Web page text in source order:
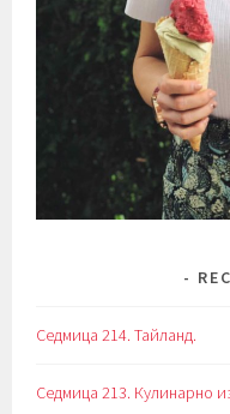
Седмица 214. Тайланд.
Седмица 213. Кулинарно